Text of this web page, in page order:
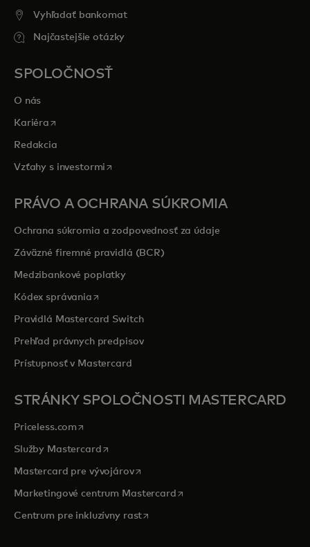
Vyhľadať bankomat
Najčastejšie otázky
SPOLOČNOSŤ
O nás
Kariéra opens in a new tab
Redakcia
Vzťahy s investormi opens in a new tab
PRÁVO A OCHRANA SÚKROMIA
Ochrana súkromia a zodpovednosť za údaje
Záväzné firemné pravidlá (BCR)
Medzibankové poplatky
Kódex správaniaopens in a new tab
Pravidlá Mastercard Switch
Prehľad právnych predpisov
Prístupnosť v Mastercard
STRÁNKY SPOLOČNOSTI MASTERCARD
Priceless.com opens in a new tab
Služby Mastercardopens in a new tab
Mastercard pre vývojárovopens in a new tab
Marketingové centrum Mastercardopens in a new tab
Centrum pre inkluzívny rastopens in a new tab